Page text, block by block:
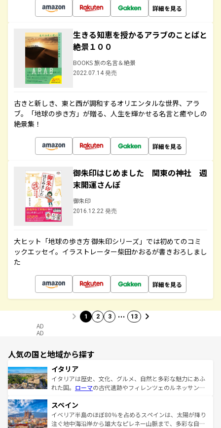
詳細を見る
生きる知恵を授かるアラブのことばと
絶景１００
BOOKS 旅の名言＆絶景
2022.07.14 発売
古きと新しき、東と西が調和するオリエンタルな世界、アラ
ブ。「地球の歩き方」が贈る、人生を輝かせる名言と癒やしの
絶景集！
詳細を見る
御朱印はじめました 関東の神社 週
末開運さんぽ
御朱印
2016.12.22 発売
大ヒット「地球の歩き方 御朱印シリーズ」では初めてのコミ
ックエッセイ。イラストレーター柴田かおるが書きおろしまし
た
詳細を見る
1 2 3 … 13
AD
AD
人気の国と地域から探す
イタリア
イタリアは歴史、文化、グルメ、自然と多彩な魅力にあふ
れた国。 ローマの古代遺跡やフィレンツェのルネッサンス
ろん、トスカーナの美しい田園風景やアマルフィ海岸の絶
景など、自然景観も見逃せない。観光の合間には、本場の
ピザやパスタなど、絶品のイタリア料理を堪能することも
スペイン
イベリア半島のほぼ80％を占めるスペインは、太陽が降り
注ぐ地中海沿岸から雄大なピレネー山脈まで、多彩な自然